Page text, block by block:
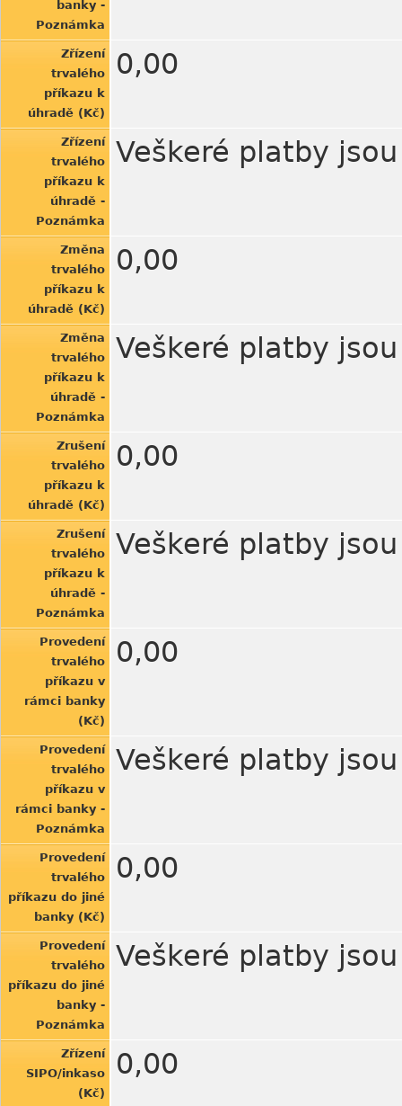
banky -
Poznámka
Zřízení
trvalého
příkazu k
úhradě (Kč)
0,00
Zřízení
trvalého
příkazu k
úhradě -
Poznámka
Veškeré platby
Změna
trvalého
příkazu k
úhradě (Kč)
0,00
Změna
trvalého
příkazu k
úhradě -
Poznámka
Veškeré platby
Zrušení
trvalého
příkazu k
úhradě (Kč)
0,00
Zrušení
trvalého
příkazu k
úhradě -
Poznámka
Veškeré platby
Provedení
trvalého
příkazu v
rámci banky
(Kč)
0,00
Provedení
trvalého
příkazu v
rámci banky -
Poznámka
Veškeré platby
Provedení
trvalého
příkazu do jiné
banky (Kč)
0,00
Provedení
trvalého
příkazu do jiné
banky -
Poznámka
Veškeré platby
Zřízení
SIPO/inkaso
(Kč)
0,00